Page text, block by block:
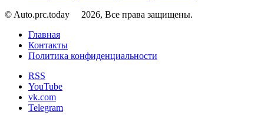
© Auto.prc.today
2026, Все права защищены.
Главная
Контакты
Политика конфиденциальности
RSS
YouTube
vk.com
Telegram